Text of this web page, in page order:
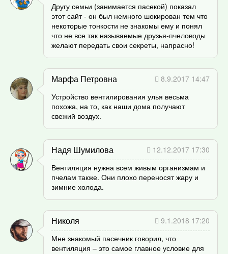
Другу семьи (занимается пасекой) показал
этот сайт - он был немного шокирован тем что
некоторые тонкости не знакомы ему и понял
что не все так называемые друзья-пчеловоды
желают передать свои секреты, напрасно!
Марфа Петровна
8.9.2017 14:47
Устройство вентилирования улья весьма
похожа, на то, как наши дома получают
свежий воздух.
Надя Шумилова
12.12.2017 17:30
Вентиляция нужна всем живым организмам и
пчелам также. Они плохо переносят жару и
зимние холода.
Николя
9.1.2018 17:20
Мне знакомый пасечник говорил, что
вентиляция – это самое главное условие для